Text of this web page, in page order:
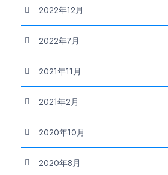
2022年12月
2022年7月
2021年11月
2021年2月
2020年10月
2020年8月